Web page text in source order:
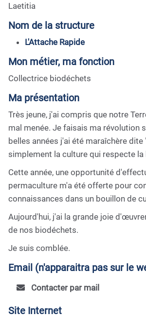
Laetitia
Nom de la structure
L'Attache Rapide
Mon métier, ma fonction
Collectrice biodéchets
Ma présentation
Très jeune, j'ai compris que notre
mal menée. Je faisais ma révolution
belles années j'ai été maraîchère
simplement la culture qui respecte la
Cette année, une opportunité
permaculture m'a été offerte pour
connaissances dans un bouillon de
Aujourd'hui, j'ai la grande joie
de nos biodéchets.
Je suis comblée.
Email (n'apparaitra pas sur le
Contacter par mail
Site Internet